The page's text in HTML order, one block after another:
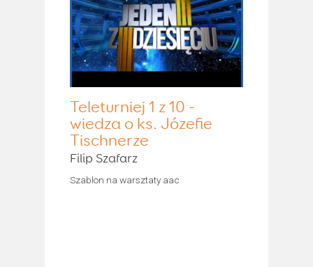
Teleturniej 1 z 10 -
wiedza o ks. Józefie
Tischnerze
Filip Szafarz
Szablon na warsztaty aac